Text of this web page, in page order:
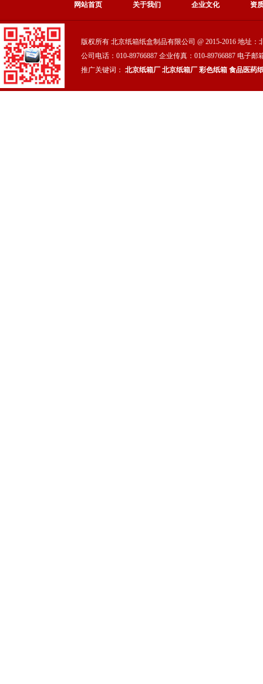
网站首页 关于我们 企业文化 资
版权所有 北京纸箱纸盒制品有限公司 @ 2015-2016 地址
公司电话：010-89766887 企业传真：010-89766887 电子邮
推广关键词： 北京纸箱厂 北京纸箱厂 彩色纸箱 食品医药